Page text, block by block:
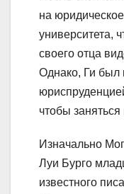
на
университета,
своего отца
Однако, Ги был
чтобы заняться
Изначально
Луи Бурго
известного